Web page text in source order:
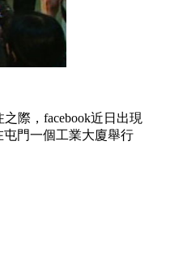
際，facebook近日出現
屯門一個工業大廈舉行